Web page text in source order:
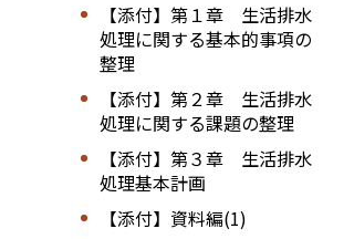
【添付】第１章 生活排水
処理に関する基本的事項の
整理
【添付】第２章 生活排水
処理に関する課題の整理
【添付】第３章 生活排水
処理基本計画
【添付】資料編(1)